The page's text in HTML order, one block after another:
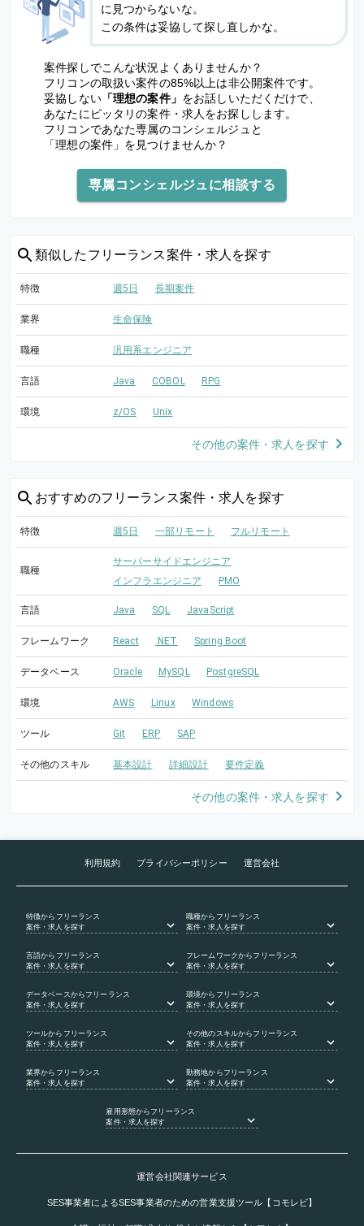
に見つからないな。
この条件は妥協して探し直しかな。
案件探しでこんな状況よくありませんか？
フリコンの取扱い案件の85%以上は非公開案件です。
妥協しない「理想の案件」 をお話しいただくだけで、
あなたにピッタリの案件・求人をお探しします。
フリコンであなた専属のコンシェルジュと
「理想の案件」を見つけませんか？
専属コンシェルジュに相談する
類似した フリーランス案件・求人を探す
特徴 週5日 長期案件
業界 生命保険
職種 汎用系エンジニア
言語 Java COBOL RPG
環境 z/OS Unix
その他の案件・求人を探す
おすすめのフリーランス案件・求人を探す
特徴 週5日 一部リモート フルリモート
職種
サーバーサイドエンジニア
インフラエンジニア
PMO
言語 Java SQL JavaScript
フレームワーク React .NET Spring Boot
データベース Oracle MySQL PostgreSQL
環境 AWS Linux Windows
ツール Git ERP SAP
その他のスキル 基本設計 詳細設計 要件定義
その他の案件・求人を探す
利用規約 プライバシーポリシー 運営会社
特徴からフリーランス
案件・求人を探す
職種からフリーランス
案件・求人を探す
言語からフリーランス
案件・求人を探す
フレームワークからフリーランス
案件・求人を探す
データベース からフリーランス
案件・求人を探す
環境からフリーランス
案件・求人を探す
ツールからフリーランス
案件・求人を探す
その他のスキルからフリーランス
案件・求人を探す
業界からフリーランス
案件・求人を探す
勤務地からフリーランス
案件・求人を探す
雇用形態からフリーランス
案件・求人を探す
運営会社関連サービス
SES事業者によるSES事業者のための営業支援ツール【コモレビ】